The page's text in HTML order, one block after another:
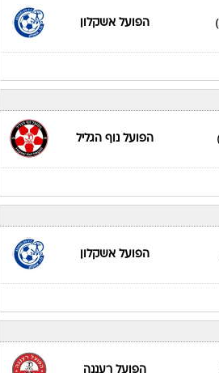
הפועל אשקלון
הפועל נוף הגליל
הפועל אשקלון
הפועל רעננה